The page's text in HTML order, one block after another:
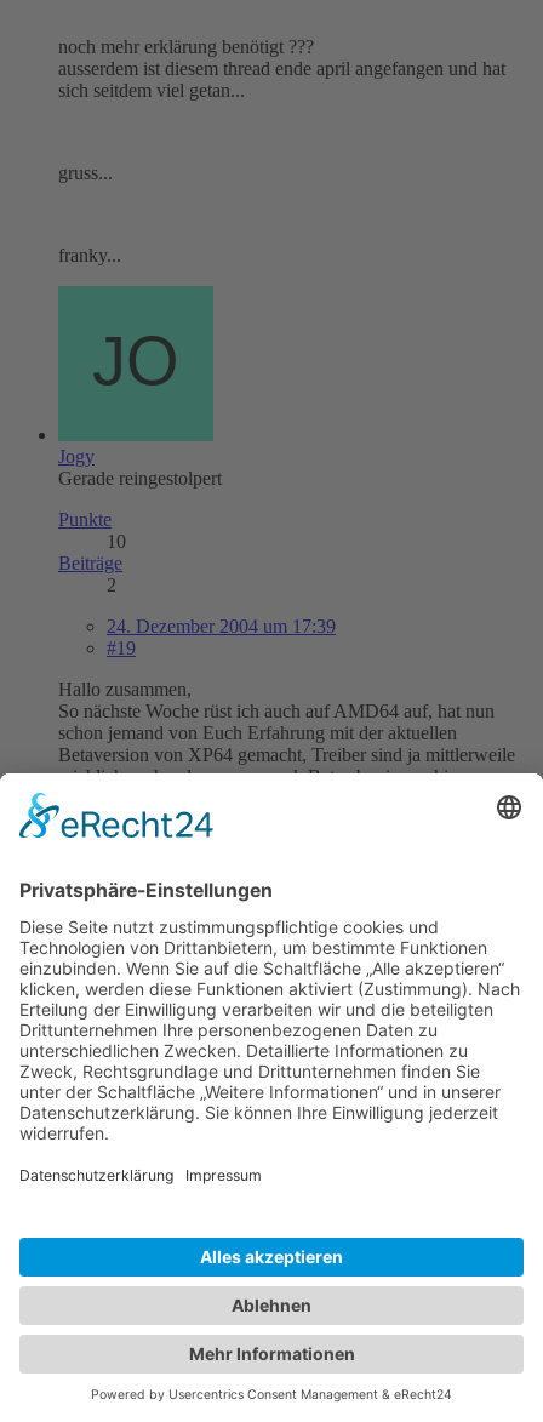
noch mehr erklärung benötigt ???
ausserdem ist diesem thread ende april angefangen und hat
sich seitdem viel getan...
gruss...
franky...
Jogy
Gerade reingestolpert
Punkte
10
Beiträge
2
24. Dezember 2004 um 17:39
#19
Hallo zusammen,
So nächste Woche rüst ich auch auf AMD64 auf, hat nun
schon jemand von Euch Erfahrung mit der aktuellen
Betaversion von XP64 gemacht, Treiber sind ja mittlerweile
reichlich vorhanden, wenn auch Beta aber immerhin.
on/upgrade.mspx
Wie finde ich die besten Fototapeten für mein
Zuhause?
Zaria 3. Juni 2026 um 13:04
Schlafstörungen
Zaria 3. Juni 2026 um 13:03
Ms word to PDF
28. Mai 2026 um 10:31
Künstliche Intelligenz in der